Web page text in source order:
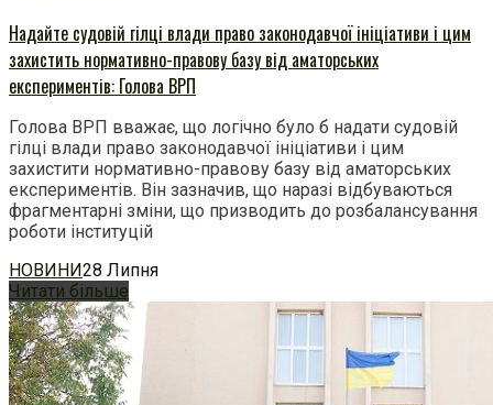
Надайте судовій гілці влади право законодавчої ініціативи і цим
захистить нормативно-правову базу від аматорських
експериментів: Голова ВРП
Голова ВРП вважає, що логічно було б надати судовій
гілці влади право законодавчої ініціативи і цим
захистити нормативно-правову базу від аматорських
експериментів. Він зазначив, що наразі відбуваються
фрагментарні зміни, що призводить до розбалансування
роботи інституцій
НОВИНИ28 Липня
Читати більше